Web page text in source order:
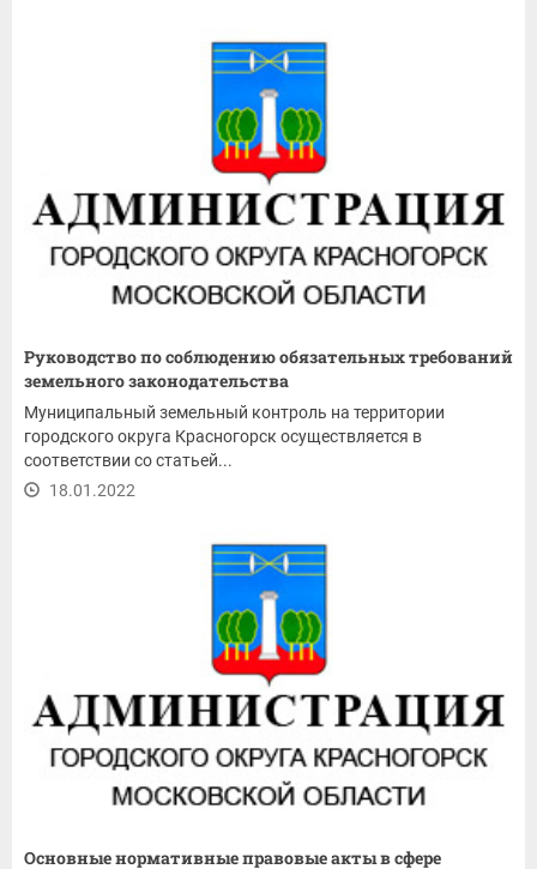
Руководство по соблюдению обязательных требований
земельного законодательства
Муниципальный земельный контроль на территории
городского округа Красногорск осуществляется в
соответствии со статьей...
18.01.2022
Основные нормативные правовые акты в сфере